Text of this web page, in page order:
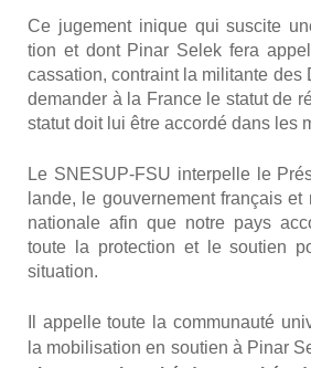
Ce juge­ment inique qui sus­cite
tion et dont Pinar Selek fera
cas­sa­tion, contraint la mili­tante des
deman­der à la France le sta­tut de
sta­tut doit lui être accor­dé dans les
Le SNESUP-FSU inter­pelle le
lande, le gou­ver­ne­ment fran­çais et
natio­nale afin que notre pays
toute la pro­tec­tion et le sou­tien
situa­tion.
Il appelle toute la com­mu­nau­té
la mobi­li­sa­tion en sou­tien à Pinar